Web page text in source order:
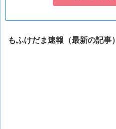
もふけだま速報（最新の記事）